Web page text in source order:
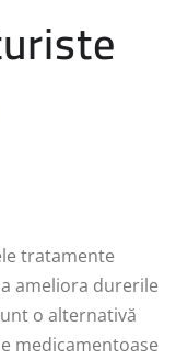
tratamente
ameliora durerile
o alternativă
medicamentoase